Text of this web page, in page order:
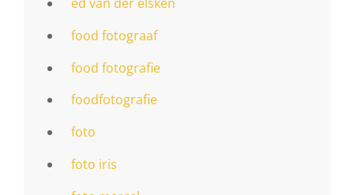
food fotograaf
food fotografie
foodfotografie
foto
foto iris